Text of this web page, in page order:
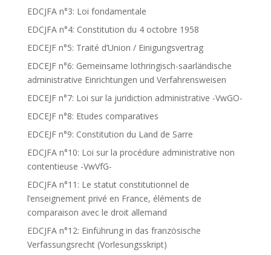
EDCJFA n°3: Loi fondamentale
EDCJFA n°4: Constitution du 4 octobre 1958
EDCEJF n°5: Traité d’Union / Einigungsvertrag
EDCEJF n°6: Gemeinsame lothringisch-saarländische
administrative Einrichtungen und Verfahrensweisen
EDCEJF n°7: Loi sur la juridiction administrative -VwGO-
EDCEJF n°8: Etudes comparatives
EDCEJF n°9: Constitution du Land de Sarre
EDCJFA n°10: Loi sur la procédure administrative non
contentieuse -VwVfG-
EDCJFA n°11: Le statut constitutionnel de
l’enseignement privé en France, éléments de
comparaison avec le droit allemand
EDCJFA n°12: Einführung in das französische
Verfassungsrecht (Vorlesungsskript)